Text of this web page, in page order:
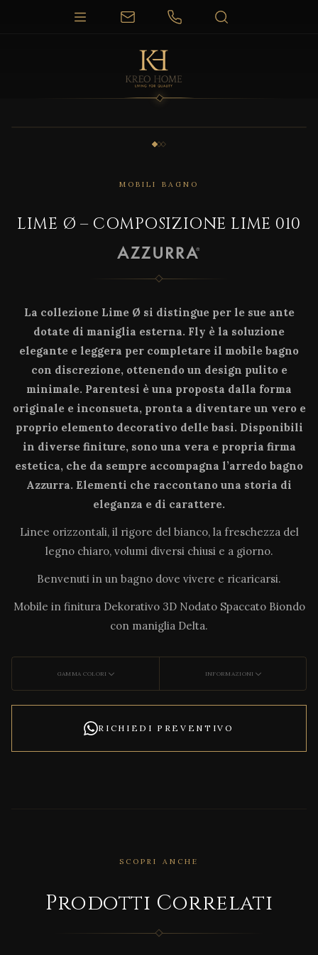
MOBILI BAGNO
LIME Ø – COMPOSIZIONE LIME 010
La collezione Lime Ø si distingue per le sue ante
dotate di maniglia esterna. Fly è la soluzione
elegante e leggera per completare il mobile bagno
con discrezione, ottenendo un design pulito e
minimale. Parentesi è una proposta dalla forma
originale e inconsueta, pronta a diventare un vero e
proprio elemento decorativo delle basi. Disponibili
in diverse finiture, sono una vera e propria firma
estetica, che da sempre accompagna l’arredo bagno
Azzurra. Elementi che raccontano una storia di
eleganza e di carattere.
Linee orizzontali, il rigore del bianco, la freschezza del
legno chiaro, volumi diversi chiusi e a giorno.
Benvenuti in un bagno dove vivere e ricaricarsi.
Mobile in finitura Dekorativo 3D Nodato Spaccato Biondo
con maniglia Delta.
GAMMA COLORI INFORMAZIONI
RICHIEDI PREVENTIVO
SCOPRI ANCHE
Prodotti Correlati
CORRELATO